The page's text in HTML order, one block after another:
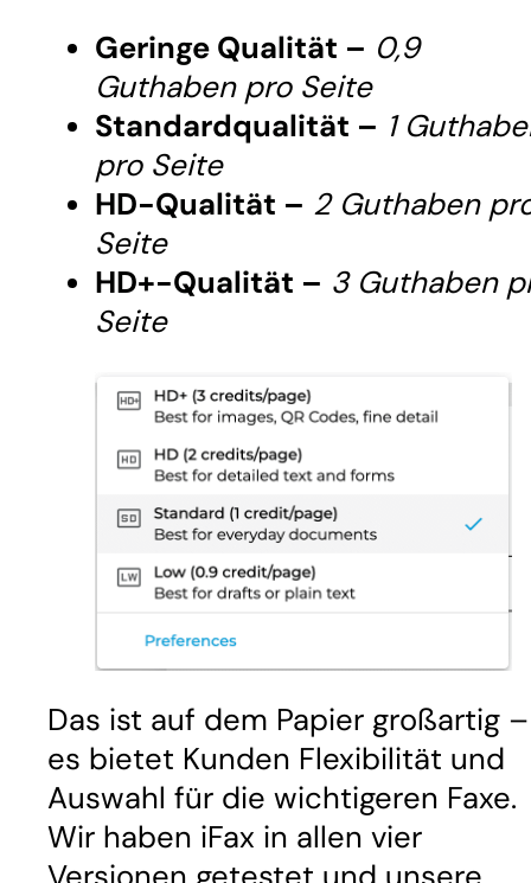
Geringe Qualität – 0,9
Guthaben pro Seite
Standardqualität – 1
pro Seite
HD-Qualität – 2 Guthaben
Seite
HD+-Qualität – 3 Guthaben
Seite
Das ist auf dem Papier großartig –
es bietet Kunden Flexibilität und
Auswahl für die wichtigeren Faxe.
Wir haben iFax in allen vier